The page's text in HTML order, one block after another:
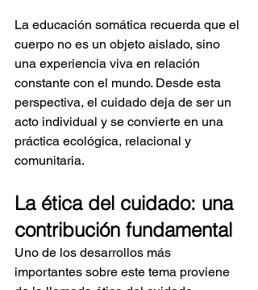
La educación somática recuerda que el
cuerpo no es un objeto aislado, sino
una experiencia viva en relación
constante con el mundo. Desde esta
perspectiva, el cuidado deja de ser un
acto individual y se convierte en una
práctica ecológica, relacional y
comunitaria.
La ética del cuidado: una
contribución fundamental
Uno de los desarrollos más
importantes sobre este tema proviene